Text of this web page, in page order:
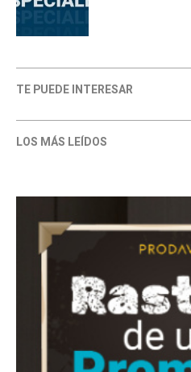
TE PUEDE INTERESAR
LOS MÁS LEÍDOS